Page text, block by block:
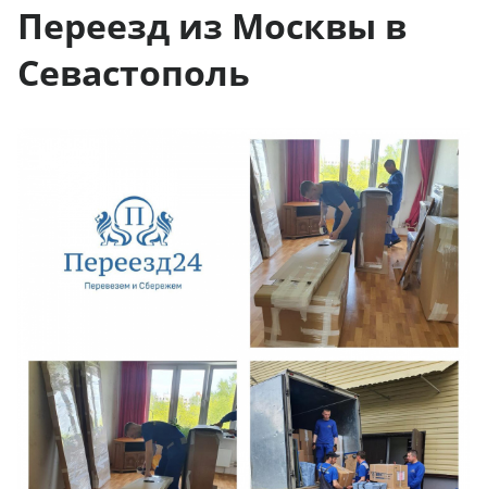
Переезд из Москвы в
Севастополь